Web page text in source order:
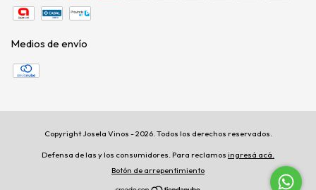
Medios de envío
Copyright Josela Vinos - 2026. Todos los derechos reservados.
Defensa de las y los consumidores. Para reclamos ingresá acá.
Botón de arrepentimiento